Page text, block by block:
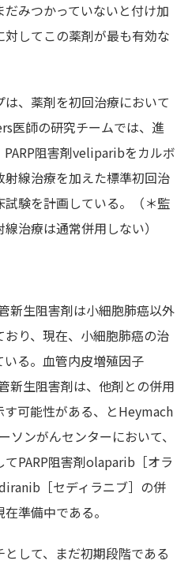
みつかっていないと付け加
してこの薬剤が最も有効な
、薬剤を初回治療において
医師の研究チームでは、進
阻害剤veliparibをカルボ
線治療を加えた標準初回治
験を計画している。（＊監
治療は通常併用しない）
新生阻害剤は小細胞肺癌以外
り、現在、小細胞肺癌の治
る。血管内皮増殖因子
新生阻害剤は、他剤との併用
可能性がある、とHeymach
ソンがんセンターにおいて、
PARP阻害剤olaparib［オラ
［セディラニブ］の併
準備中である。
して、まだ初期段階である